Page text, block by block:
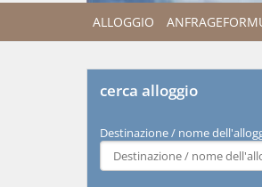
ALLOGGIO
cerca alloggio
Destinazione / nome